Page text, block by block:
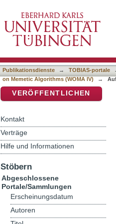
Publikationsdienste → TOBIAS-portale
on Memetic Algorithms (WOMA IV)
→
VERÖFFENTLICHEN
Kontakt
Verträge
Hilfe und Informationen
Stöbern
Abgeschlossene
Portale/Sammlungen
Erscheinungsdatum
Autoren